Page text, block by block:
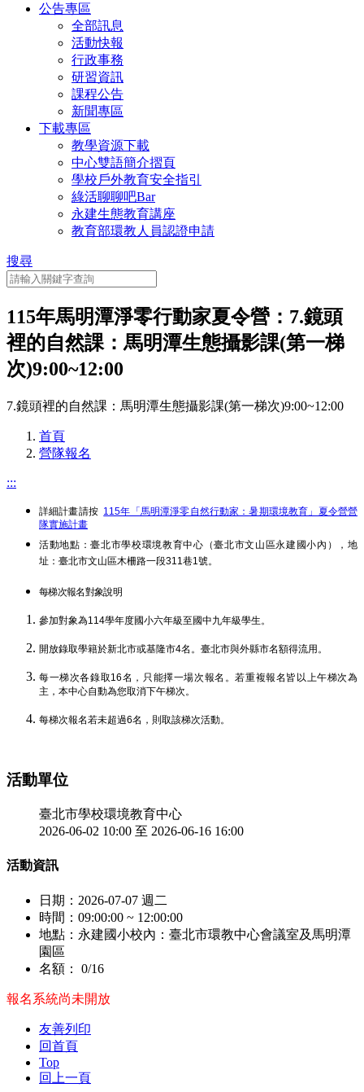
公告專區
全部訊息
活動快報
行政事務
研習資訊
課程公告
新聞專區
下載專區
教學資源下載
中心雙語簡介摺頁
學校戶外教育安全指引
綠活聊聊吧Bar
永建生態教育講座
教育部環教人員認證申請
搜尋
115年馬明潭淨零行動家夏令營：7.鏡頭
裡的自然課：馬明潭生態攝影課(第一梯
次)9:00~12:00
7.鏡頭裡的自然課：馬明潭生態攝影課(第一梯次)9:00~12:00
首頁
營隊報名
:::
詳細計畫請按 115年「馬明潭淨零自然行動家：暑期環境教育」夏令營營
隊實施計畫
活動地點：臺北市學校環境教育中心（臺北市文山區永建國小內），地
址：臺北市文山區木柵路一段311巷1號。
每梯次報名對象說明
參加對象為114學年度國小六年級至國中九年級學生。
開放錄取學籍於新北市或基隆市4名。臺北市與外縣市名額得流用。
每一梯次各錄取16名，只能擇一場次報名。若重複報名皆以上午梯次為
主，本中心自動為您取消下午梯次。
每梯次報名若未超過6名，則取該梯次活動。
活動單位
臺北市學校環境教育中心
2026-06-02 10:00 至 2026-06-16 16:00
活動資訊
日期： 2026-07-07 週二
時間： 09:00:00 ~ 12:00:00
地點： 永建國小校內：臺北市環教中心會議室及馬明潭
園區
名額：
0/16
報名系統尚未開放
友善列印
回首頁
Top
回上一頁